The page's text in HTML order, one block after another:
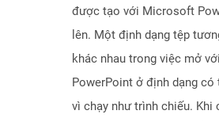
được tạo với Microsoft
lên. Một định dạng tệp
khác nhau trong việc mở
PowerPoint ở định dạng có
vì chạy như trình chiếu. Khi